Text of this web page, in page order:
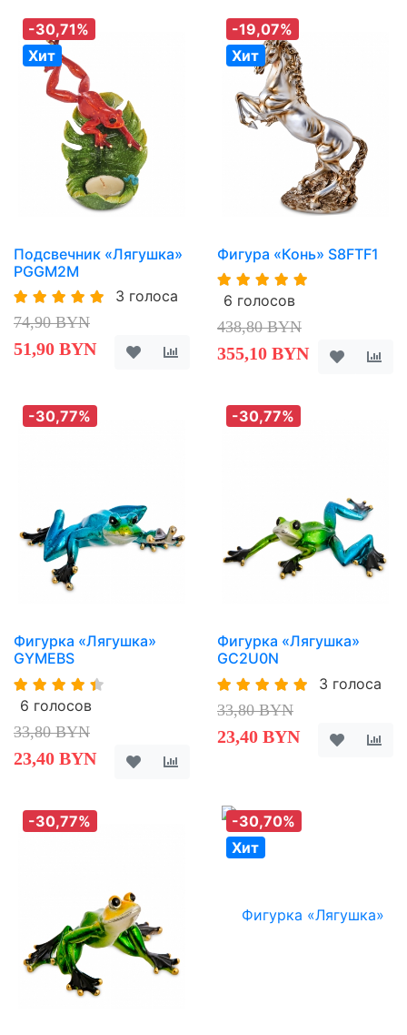
-30,71%
Хит
Подсвечник «Лягушка»
PGGM2M
3 голоса
74,90 BYN
51,90 BYN
-19,07%
Хит
Фигура «Конь» S8FTF1
6 голосов
438,80 BYN
355,10 BYN
-30,77%
Фигурка «Лягушка»
GYMEBS
6 голосов
33,80 BYN
23,40 BYN
-30,77%
Фигурка «Лягушка»
GC2U0N
3 голоса
33,80 BYN
23,40 BYN
-30,77%
-30,70%
Хит